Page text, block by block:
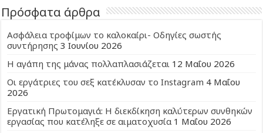
Πρόσφατα άρθρα
Ασφάλεια τροφίμων το καλοκαίρι- Οδηγίες σωστής
συντήρησης 3 Ιουνίου 2026
Η αγάπη της μάνας πολλαπλασιάζεται 12 Μαΐου 2026
Οι εργάτριες του σεξ κατέκλυσαν το Instagram 4 Μαΐου
2026
Εργατική Πρωτομαγιά: Η διεκδίκηση καλύτερων συνθηκών
εργασίας που κατέληξε σε αιματοχυσία 1 Μαΐου 2026